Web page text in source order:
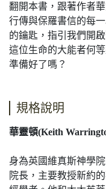
翻開本書，跟著作者
行傳與保羅書信的每
的鑰匙，指引我們開
這位生命的大能者何
準備好了嗎？
規格說明
華靈頓(Keith
身為英國維真斯神學院
院長，主要教授新約